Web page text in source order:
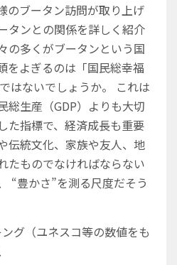
のブータン訪問が取り上げ
タンとの関係を詳しく紹介
の多くがブータンという国
をよぎるのは「国民総幸福
ないでしょうか。
これは
総生産（GDP）よりも大切
た指標で、経済成長も重要
伝統文化、家族や友人、地
たものでなければならない
“豊かさ”を測る尺度だそう
グ（ユネスコ等の数値をも